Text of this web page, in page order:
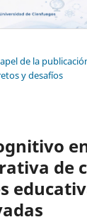
de la
y desafíos
de